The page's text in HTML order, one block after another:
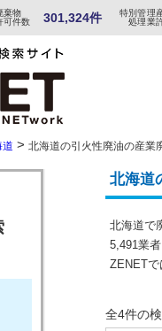
棄物
可件数
301,324件 特別管理
処理業
道 > 北海道の引火性廃油の産業
北海道
北海道で
5,491業
ZENETで
全4件の